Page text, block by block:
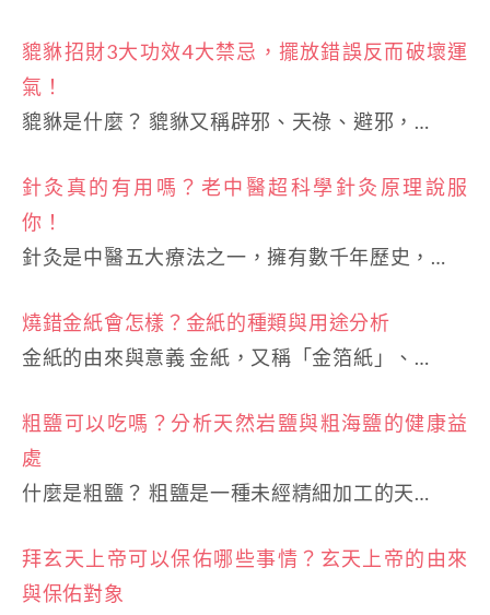
貔貅招財3大功效4大禁忌，擺放錯誤反而破壞運
氣！
貔貅是什麼？ 貔貅又稱辟邪、天祿、避邪，…
針灸真的有用嗎？老中醫超科學針灸原理說服
你！
針灸是中醫五大療法之一，擁有數千年歷史，…
燒錯金紙會怎樣？金紙的種類與用途分析
金紙的由來與意義 金紙，又稱「金箔紙」、…
粗鹽可以吃嗎？分析天然岩鹽與粗海鹽的健康益
處
什麼是粗鹽？ 粗鹽是一種未經精細加工的天…
拜玄天上帝可以保佑哪些事情？玄天上帝的由來
與保佑對象